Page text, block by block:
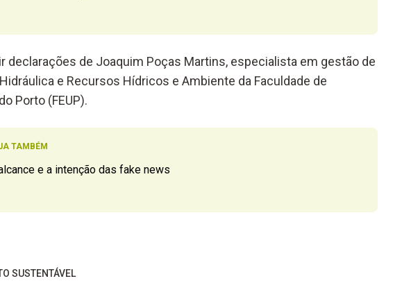
declarações de Joaquim Poças Martins, especialista em gestão de
e Recursos Hídricos e Ambiente da Faculdade de
Porto (FEUP).
TAMBÉM
e a intenção das fake news
SUSTENTÁVEL